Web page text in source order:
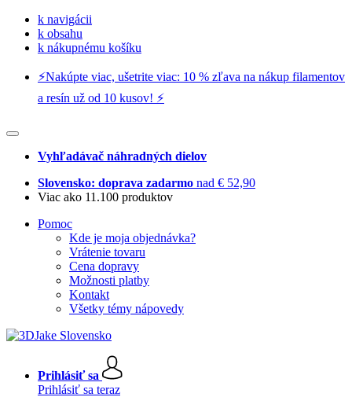
k navigácii
k obsahu
k nákupnému košíku
⚡️Nakúpte viac, ušetrite viac: 10 % zľava na nákup filamentov
a resín už od 10 kusov! ⚡️
Vyhľadávač náhradných dielov
Slovensko: doprava zadarmo nad € 52,90
Viac ako 11.100 produktov
Pomoc
Kde je moja objednávka?
Vrátenie tovaru
Cena dopravy
Možnosti platby
Kontakt
Všetky témy nápovedy
Prihlásiť sa
Prihlásiť sa teraz